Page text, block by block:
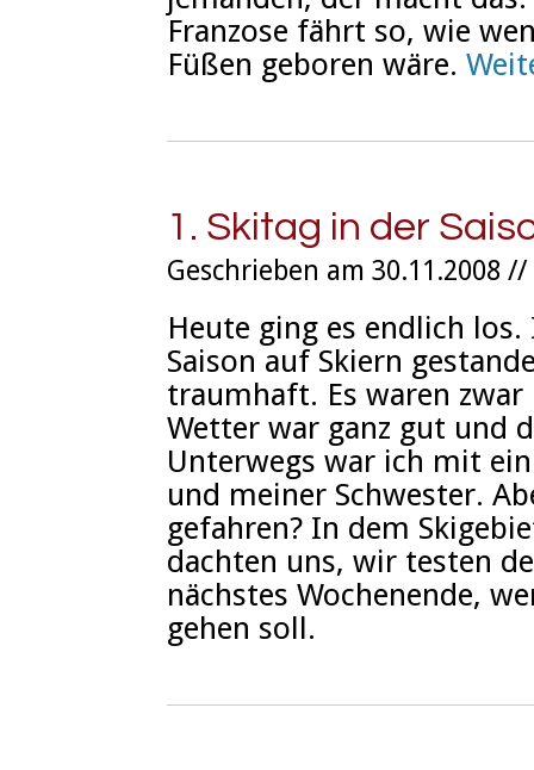
Franzose fährt so, wie
Füßen geboren wäre.
1. Skitag in der
Geschrieben am 30.11.2008 //
Heute ging es endlich
Saison auf Skiern
traumhaft. Es waren
Wetter war ganz gut und
Unterwegs war ich mit
und meiner Schwester.
gefahren? In dem
dachten uns, wir testen
nächstes Wochenende,
gehen soll.